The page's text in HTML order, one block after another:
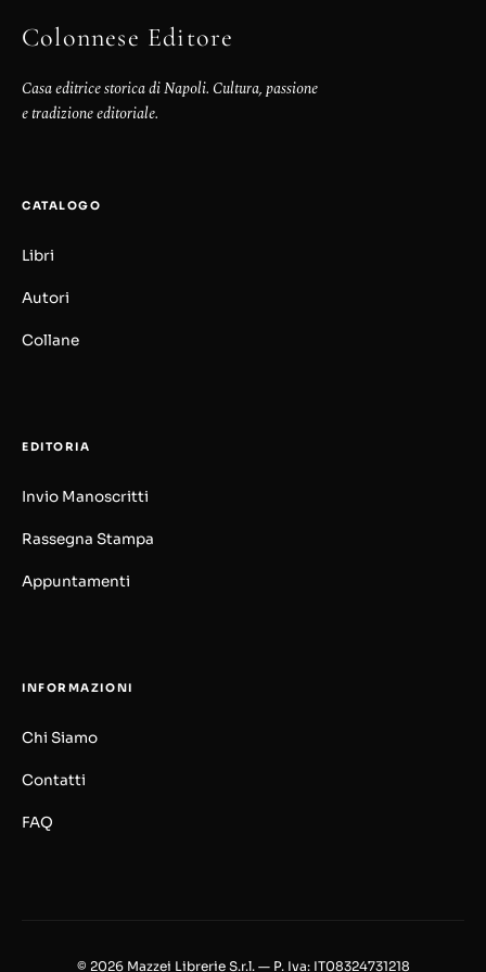
Colonnese Editore
Casa editrice storica di Napoli. Cultura, passione
e tradizione editoriale.
CATALOGO
Libri
Autori
Collane
EDITORIA
Invio Manoscritti
Rassegna Stampa
Appuntamenti
INFORMAZIONI
Chi Siamo
Contatti
FAQ
© 2026 Mazzei Librerie S.r.l. — P. Iva: IT08324731218